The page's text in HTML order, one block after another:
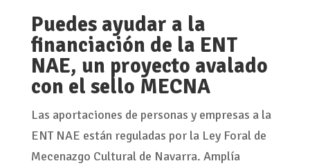
Puedes ayudar a la
financiación de la ENT
NAE, un proyecto avalado
con el sello MECNA
Las aportaciones de personas y empresas a la
ENT NAE están reguladas por la Ley Foral de
Mecenazgo Cultural de Navarra. Amplía